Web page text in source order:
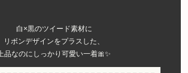
白×黒のツイード素材に
リボンデザインをプラスした、
上品なのにしっかり可愛い一着🎀✨